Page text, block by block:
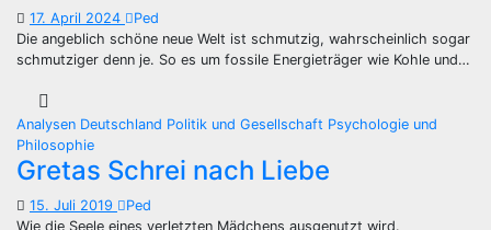
17. April 2024
Ped
Die angeblich schöne neue Welt ist schmutzig, wahrscheinlich sogar
schmutziger denn je. So es um fossile Energieträger wie Kohle und…
Analysen Deutschland Politik und Gesellschaft Psychologie und
Philosophie
Gretas Schrei nach Liebe
15. Juli 2019
Ped
Wie die Seele eines verletzten Mädchens ausgenutzt wird.